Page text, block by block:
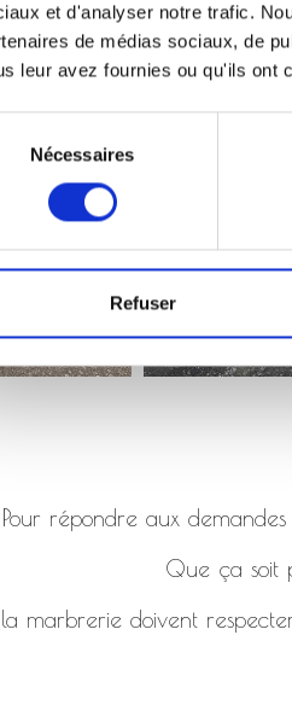
et d'analyser notre trafic.
de médias sociaux, de
leur avez fournies ou qu'ils ont
Nécessaires
Refuser
en réfection de
Pour répondre aux
Que ça soit
marbrerie doivent